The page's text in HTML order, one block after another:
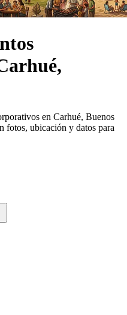
en Carhué, Buenos
fotos, ubicación y datos para